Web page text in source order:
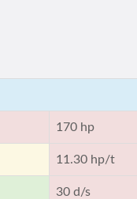
170 hp
11.30 hp/t
30 d/s